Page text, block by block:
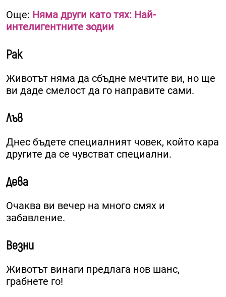
Още: Няма други като тях: Най-
интелигентните зодии
Рак
Животът няма да сбъдне мечтите ви, но ще
ви даде смелост да го направите сами.
Лъв
Днес бъдете специалният човек, който кара
другите да се чувстват специални.
Дева
Очаква ви вечер на много смях и
забавление.
Везни
Животът винаги предлага нов шанс,
грабнете го!